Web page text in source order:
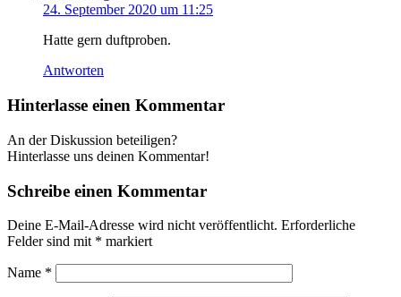
24. September 2020 um 11:25
Hatte gern duftproben.
Antworten
Hinterlasse einen Kommentar
An der Diskussion beteiligen?
Hinterlasse uns deinen Kommentar!
Schreibe einen Kommentar
Deine E-Mail-Adresse wird nicht veröffentlicht. Erforderliche
Felder sind mit * markiert
Name *